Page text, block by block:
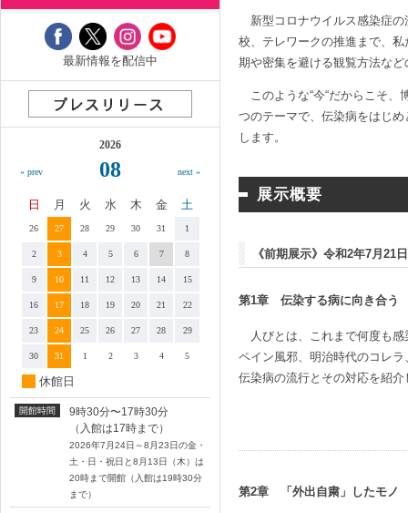
新型コロナウイルス感染症の
校、テレワークの推進まで、
期や密集を避ける観覧方法な
このような“今“だからこそ、
つのテーマで、伝染病をはじ
します。
展示概要
《前期展示》令和2年7月21
第1章 伝染する病に向き合う
人びとは、これまで何度も感
ペイン風邪、明治時代のコレ
伝染病の流行とその対応を紹介
第2章 「外出自粛」したモノ
最新情報を配信中
« prev
2026
08 next »
日 月 火 水 木 金 土
26 27 28 29 30 31 1
2 3 4 5 6 7 8
9 10 11 12 13 14 15
16 17 18 19 20 21 22
23 24 25 26 27 28 29
30 31 1 2 3 4 5
休館日
開館時間
9時30分〜17時30分
（入館は17時まで）
2026年7月24日～8月23日の金・
土・日・祝日と8月13日（木）は
20時まで開館（入館は19時30分
まで）